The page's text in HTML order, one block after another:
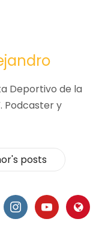
Deportivo de la
Podcaster y
posts